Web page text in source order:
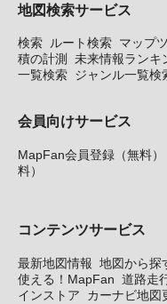
地図検索サービス
検索 ルート検索 マップ
積の計測
未来情報ランキ
一覧検索 ジャンル一覧検
会員向けサービス
MapFan会員登録（無料）
料）
コンテンツサービス
最新地図情報 地図から探
使える！MapFan 道路走
インストア
カーナビ地図